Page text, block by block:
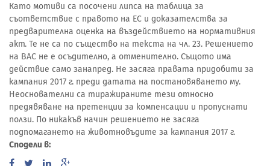
Като мотиви са посочени липса на таблица за
съответствие с правото на ЕС и доказателства за
предварителна оценка на въздействието на нормативния
акт. Те не са по същество на текста на чл. 23. Решението
на ВАС не е осъдително, а отменително. Същото има
действие само занапред. Не засяга правата придобити за
кампания 2017 г. преди датата на постановяването му.
Неоснователни са тиражираните тези относно
предявяване на претенции за компенсации и пропуснати
ползи. По никакъв начин решението не засяга
подпомагането на животновъдите за кампания 2017 г.
Сподели в: